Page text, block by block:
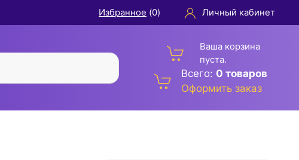
Избранное (0) Личный кабинет
Ваша корзина
пуста.
Всего: 0 товаров
Оформить заказ